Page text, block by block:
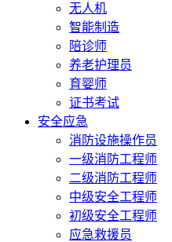
无人机
智能制造
陪诊师
养老护理员
育婴师
证书考试
安全应急
消防设施操作员
一级消防工程师
二级消防工程师
中级安全工程师
初级安全工程师
应急救援员